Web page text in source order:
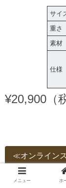
サイ
重さ
素材
仕様
¥20,900（
≪オンライン
メニュー ホ